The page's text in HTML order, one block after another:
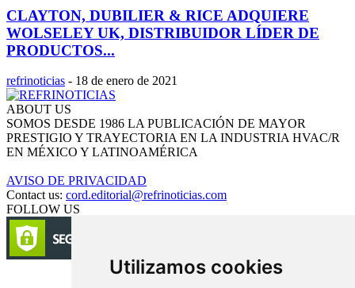
Utilizamos cookies
CLAYTON, DUBILIER & RICE ADQUIERE
WOLSELEY UK, DISTRIBUIDOR LÍDER DE
PRODUCTOS...
refrinoticias - 18 de enero de 2021
ABOUT US
SOMOS DESDE 1986 LA PUBLICACIÓN DE MAYOR
PRESTIGIO Y TRAYECTORIA EN LA INDUSTRIA HVAC/R
EN MÉXICO Y LATINOAMÉRICA
AVISO DE PRIVACIDAD
Contact us: cord.editorial@refrinoticias.com
FOLLOW US